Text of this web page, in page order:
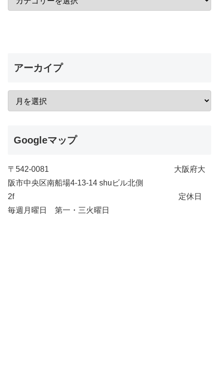
アーカイプ
Googleマップ
〒542-0081 大阪府大
阪市中央区南船場4-13-14 shuビル北側
2f 定休日
毎週月曜日 第一・三火曜日